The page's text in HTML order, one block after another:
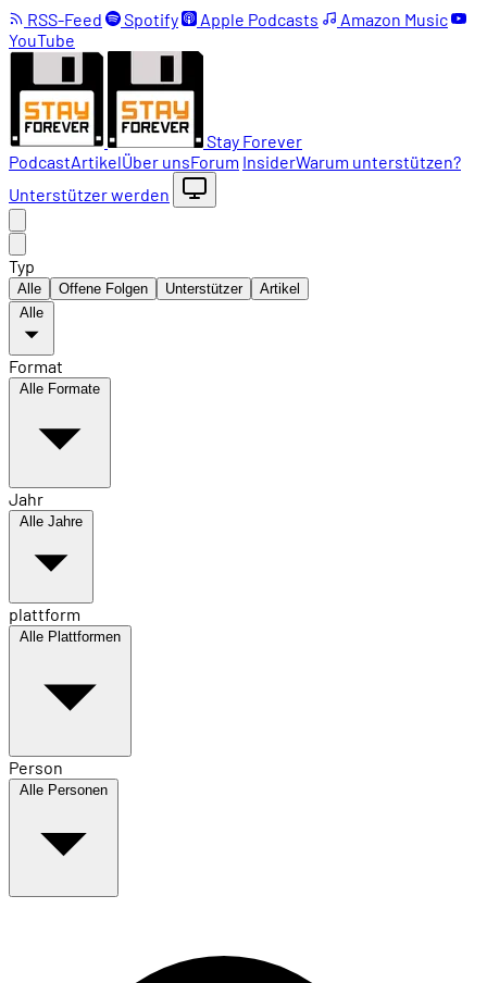
RSS-Feed Spotify Apple Podcasts
Amazon Music
YouTube
Stay Forever
PodcastArtikelÜber unsForum InsiderWarum unterstützen?
Unterstützer werden
Typ
Alle Offene Folgen Unterstützer
Artikel
Alle
Format
Alle Formate
Jahr
Alle Jahre
plattform
Alle Plattformen
Person
Alle Personen